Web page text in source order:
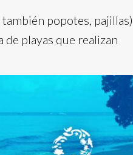
popotes, pajillas)
playas que realizan